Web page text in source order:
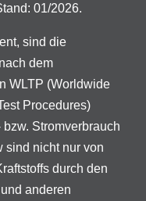
01/2026.
sind die
dem
WLTP (Worldwide
Procedures)
Stromverbrauch
sind nicht nur von
durch den
anderen